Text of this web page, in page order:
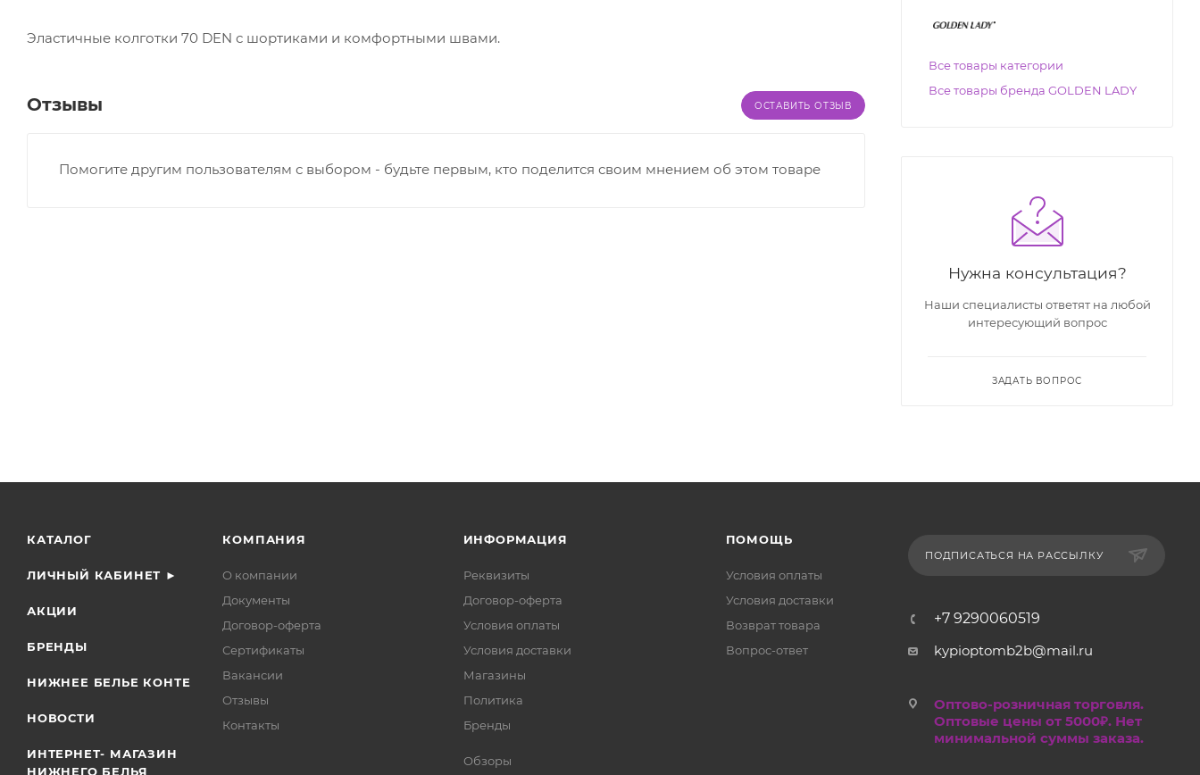
Эластичные колготки 70 DEN с шортиками и комфортными швами.
Отзывы ОСТАВИТЬ ОТЗЫВ
Помогите другим пользователям с выбором - будьте первым, кто поделится своим мнением об этом товаре
Все товары категории
Все товары бренда GOLDEN LADY
Нужна консультация?
Наши специалисты ответят на любой
интересующий вопрос
ЗАДАТЬ ВОПРОС
КАТАЛОГ
ЛИЧНЫЙ КАБИНЕТ ►
АКЦИИ
БРЕНДЫ
НИЖНЕЕ БЕЛЬЕ КОНТЕ
НОВОСТИ
ИНТЕРНЕТ- МАГАЗИН
НИЖНЕГО БЕЛЬЯ
КОМПАНИЯ
О компании
Документы
Договор-оферта
Сертификаты
Вакансии
Отзывы
Контакты
ИНФОРМАЦИЯ
Реквизиты
Договор-оферта
Условия оплаты
Условия доставки
Магазины
Политика
Бренды
Обзоры
ПОМОЩЬ
Условия оплаты
Условия доставки
Возврат товара
Вопрос-ответ
ПОДПИСАТЬСЯ НА РАССЫЛКУ
+7 9290060519
kypioptomb2b@mail.ru
Оптово-розничная торговля.
Оптовые цены от 5000₽. Нет
минимальной суммы заказа.